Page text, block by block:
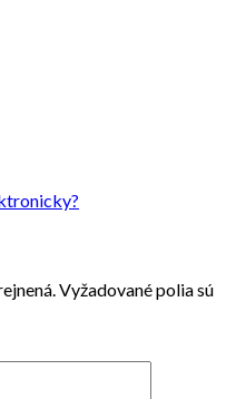
Vyžadované polia sú